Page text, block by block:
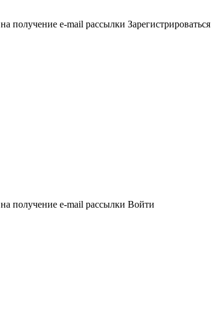
на получение e-mail рассылки Зарегистрироваться
на получение e-mail рассылки Войти